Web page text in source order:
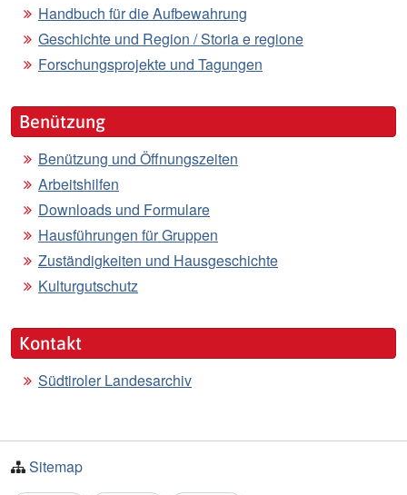
Handbuch für die Aufbewahrung
Geschichte und Region / Storia e regione
Forschungsprojekte und Tagungen
Benützung
Benützung und Öffnungszeiten
Arbeitshilfen
Downloads und Formulare
Hausführungen für Gruppen
Zuständigkeiten und Hausgeschichte
Kulturgutschutz
Kontakt
Südtiroler Landesarchiv
Sitemap